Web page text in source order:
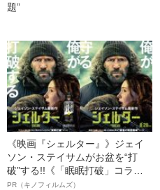
題”
《映画『シェルター』》ジェイ
ソン・ステイサムがお盆を“打
破”する!!《「眠眠打破」コラ
ボ》
PR（キノフィルムズ）